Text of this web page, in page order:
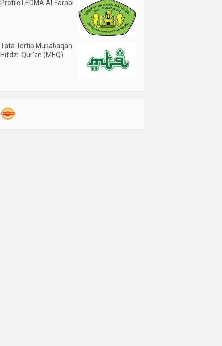
Profile LEDMA Al-Farabi
Tata Tertib Musabaqah
Hifdzil Qur’an (MHQ)